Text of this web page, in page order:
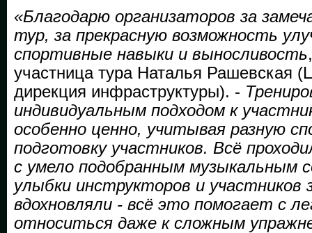
«Благодарю организаторов за
тур, за прекрасную возможность
спортивные навыки и выносливость
участница тура Наталья Рашевская
дирекция инфраструктуры). -
индивидуальным подходом к
особенно ценно, учитывая разную
подготовку участников. Всё
с умело подобранным музыкальным
улыбки инструкторов и участников
вдохновляли - всё это помогает с
относиться даже к сложным